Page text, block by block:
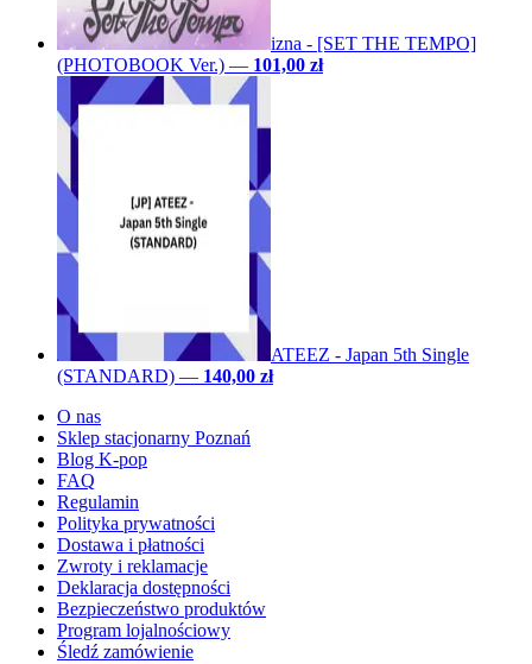
izna - [SET THE TEMPO]
(PHOTOBOOK Ver.) — 101,00 zł
ATEEZ - Japan 5th Single
(STANDARD) — 140,00 zł
O nas
Sklep stacjonarny Poznań
Blog K-pop
FAQ
Regulamin
Polityka prywatności
Dostawa i płatności
Zwroty i reklamacje
Deklaracja dostępności
Bezpieczeństwo produktów
Program lojalnościowy
Śledź zamówienie